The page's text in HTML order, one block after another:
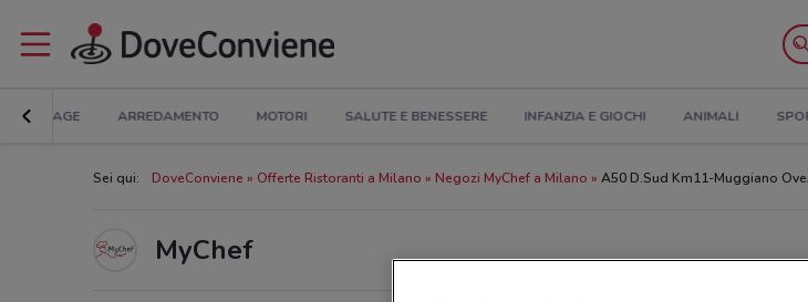
BRICOLAGE ARREDAMENTO MOTORI SALUTE E BENESSERE INFANZIA E GIOCHI ANIMALI
Sei qui: DoveConviene Offerte Ristoranti a Milano Negozi MyChef a Milano A50 D.Sud Km11-Muggiano
MyChef